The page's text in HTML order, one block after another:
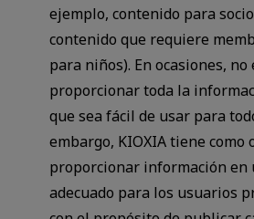
ejemplo, contenido para
contenido que requiere
para niños). En ocasiones, no
proporcionar toda la
que sea fácil de usar para
embargo, KIOXIA tiene como
proporcionar información en
adecuado para los usuarios